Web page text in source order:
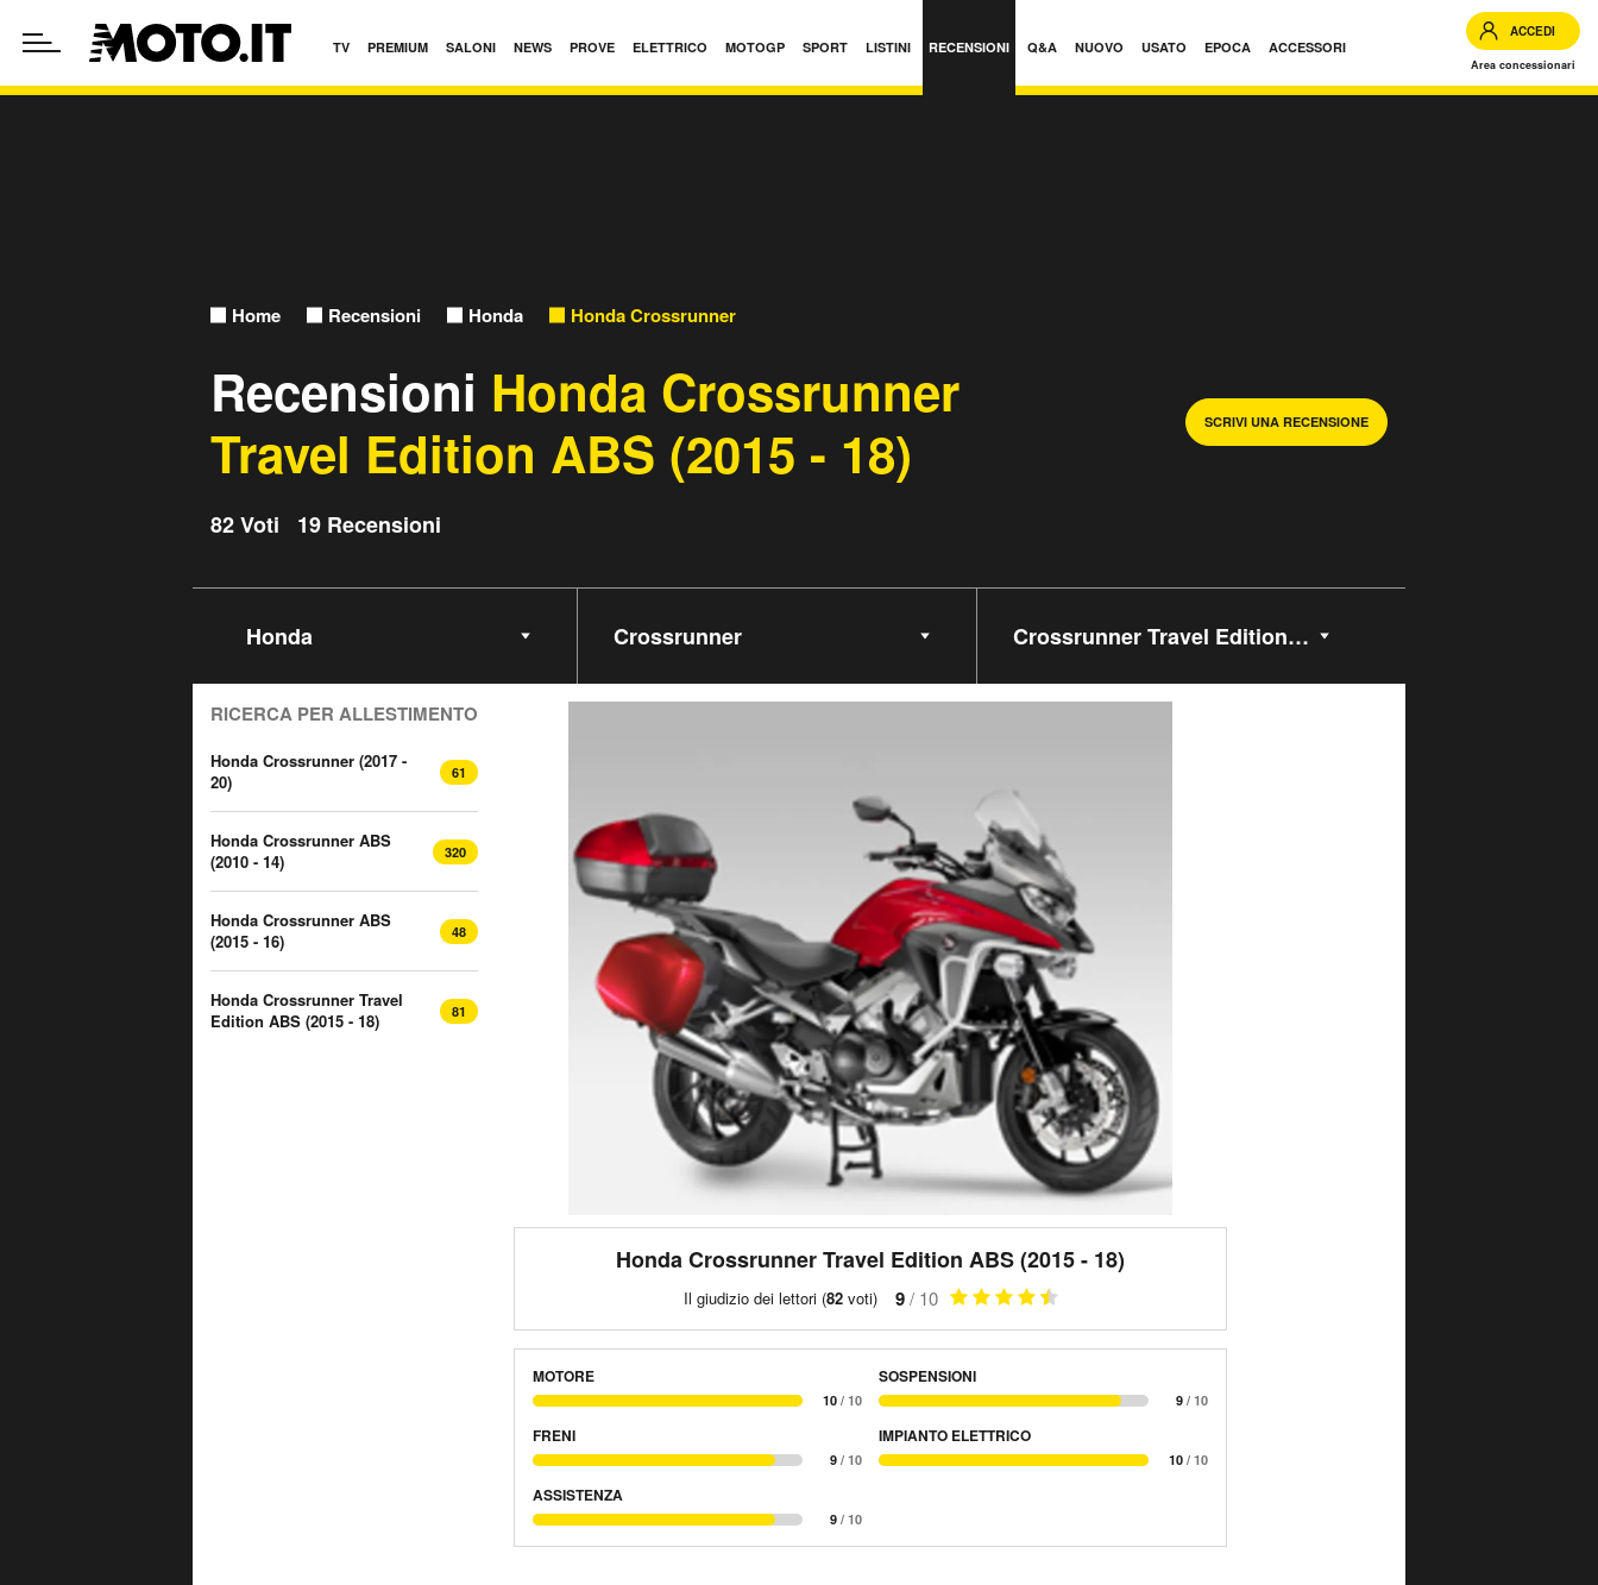
TV PREMIUM SALONI NEWS PROVE ELETTRICO MOTOGP SPORT LISTINI RECENSIONI Q&A NUOVO USATO EPOCA ACCESSORI
ACCEDI
Area concessionari
Home Recensioni Honda Honda Crossrunner
Recensioni Honda Crossrunner
Travel Edition ABS (2015 - 18)
SCRIVI UNA RECENSIONE
82 Voti 19 Recensioni
Seleziona Marca Seleziona Modello Seleziona Allestimento
RICERCA PER ALLESTIMENTO
Honda Crossrunner (2017 -
20)
61
Honda Crossrunner ABS
(2010 - 14)
320
Honda Crossrunner ABS
(2015 - 16)
48
Honda Crossrunner Travel
Edition ABS (2015 - 18)
81
Honda Crossrunner Travel Edition ABS (2015 - 18)
Il giudizio dei lettori (82voti) 9/ 10
MOTORE
10 / 10
SOSPENSIONI
9 / 10
FRENI
9 / 10
IMPIANTO ELETTRICO
10 / 10
ASSISTENZA
9 / 10